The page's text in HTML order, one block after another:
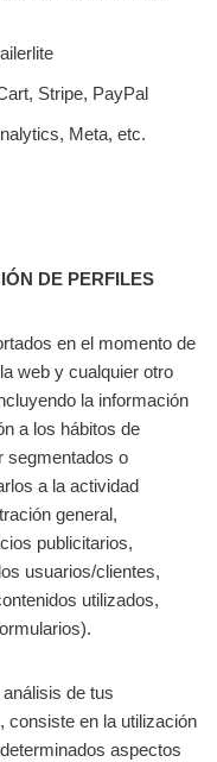
Stripe, PayPal
Meta, etc.
DE PERFILES
en el momento de
web y cualquier otro
la información
a los hábitos de
segmentados o
a la actividad
general,
publicitarios,
usuarios/clientes,
utilizados,
de tus
consiste en la utilización
aspectos